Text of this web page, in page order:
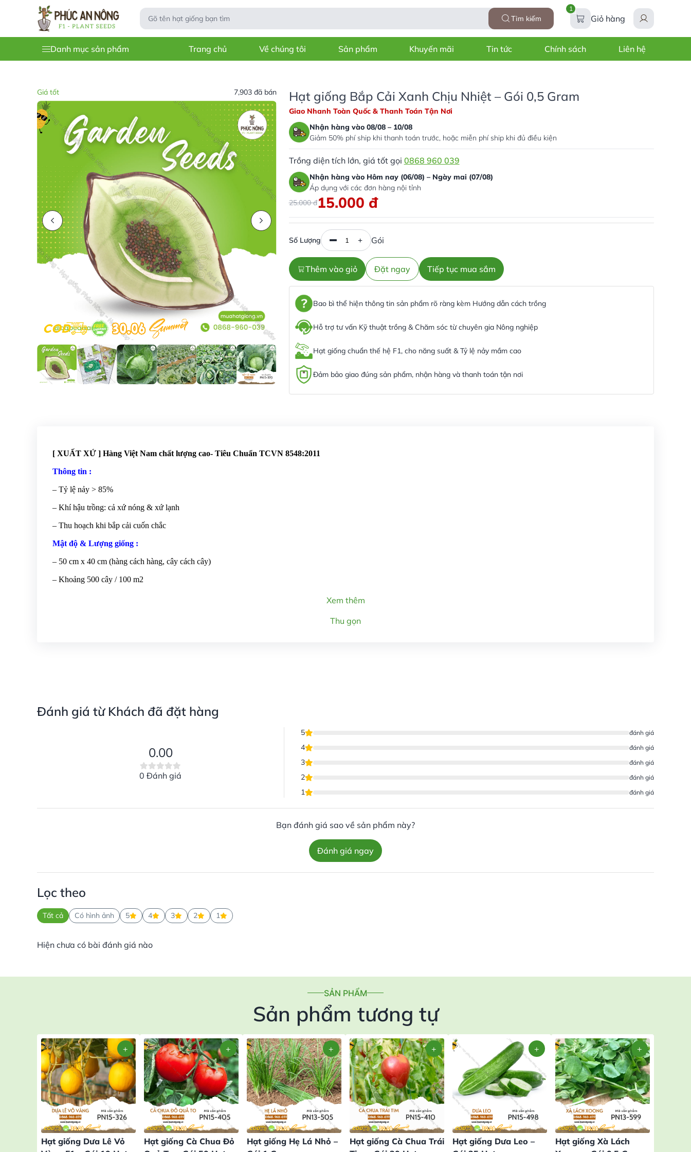
Tìm kiếm
1
Giỏ hàng
Danh mục sản phẩm Trang chủ Về chúng tôi Sản phẩm Khuyến mãi Tin tức Chính sách Liên hệ
Giá tốt 7,903 đã bán Hạt giống Bắp Cải Xanh Chịu Nhiệt – Gói 0,5 Gram
Giao Nhanh Toàn Quốc & Thanh Toán Tận Nơi
Nhận hàng vào 08/08 – 10/08
Giảm 50% phí ship khi thanh toán trước, hoặc miễn phí ship khi đủ điều kiện
Trồng diện tích lớn, giá tốt gọi 0868 960 039
Nhận hàng vào Hôm nay (06/08) – Ngày mai (07/08)
Áp dụng với các đơn hàng nội tỉnh
25.000đ15.000 đ
Số Lượng Gói
Thêm vào giỏ Đặt ngay Tiếp tục mua sắm
Bao bì thể hiện thông tin sản phẩm rõ ràng kèm Hướng dẫn cách trồng
Hỗ trợ tư vấn Kỹ thuật trồng & Chăm sóc từ chuyên gia Nông nghiệp
Hạt giống chuẩn thế hệ F1, cho năng suất & Tỷ lệ nảy mầm cao
Đảm bảo giao đúng sản phẩm, nhận hàng và thanh toán tận nơi
[ XUẤT XỨ ] Hàng Việt Nam chất lượng cao- Tiêu Chuẩn TCVN 8548:2011
Thông tin :
– Tỷ lệ nảy > 85%
– Khí hậu trồng: cả xứ nóng & xứ lạnh
– Thu hoạch khi bắp cải cuốn chắc
Mật độ & Lượng giống :
– 50 cm x 40 cm (hàng cách hàng, cây cách cây)
– Khoảng 500 cây / 100 m2
Xem thêm
Thu gọn
Đánh giá từ Khách đã đặt hàng
0.00
0 Đánh giá
5 đánh giá
4 đánh giá
3 đánh giá
2 đánh giá
1 đánh giá
Bạn đánh giá sao về sản phẩm này?
Đánh giá ngay
Lọc theo
Tất cả Có hình ảnh 5 4 3 2 1
Hiện chưa có bài đánh giá nào
SẢN PHẨM
Sản phẩm tương tự
Hạt giống Dưa Lê Vỏ
Hạt giống Cà Chua Đỏ
Hạt giống Hẹ Lá Nhỏ –
Hạt giống Cà Chua Trái
Hạt giống Dưa Leo –
Hạt giống Xà Lách